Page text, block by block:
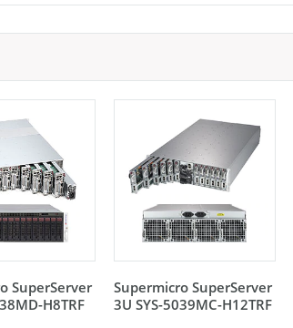
SuperServer
H8TRF
Supermicro SuperServer
3U SYS-5039MC-H12TRF